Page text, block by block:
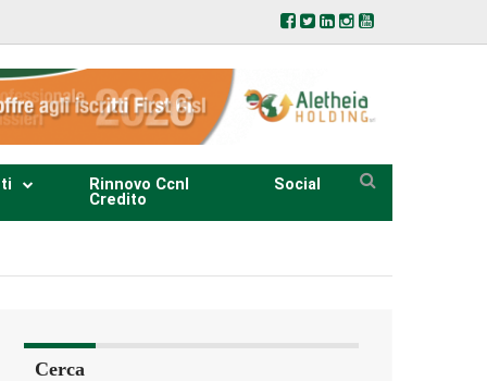
Rinnovo Ccnl
Credito
Social
Cerca